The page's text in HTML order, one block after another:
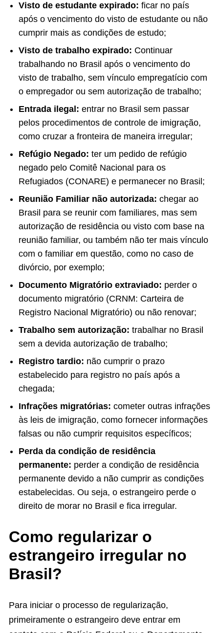
Visto de estudante expirado: ficar no país
após o vencimento do visto de estudante ou não
cumprir mais as condições de estudo;
Visto de trabalho expirado: Continuar
trabalhando no Brasil após o vencimento do
visto de trabalho, sem vínculo empregatício com
o empregador ou sem autorização de trabalho;
Entrada ilegal: entrar no Brasil sem passar
pelos procedimentos de controle de imigração,
como cruzar a fronteira de maneira irregular;
Refúgio Negado: ter um pedido de refúgio
negado pelo Comitê Nacional para os
Refugiados (CONARE) e permanecer no Brasil;
Reunião Familiar não autorizada: chegar ao
Brasil para se reunir com familiares, mas sem
autorização de residência ou visto com base na
reunião familiar, ou também não ter mais vínculo
com o familiar em questão, como no caso de
divórcio, por exemplo;
Documento Migratório extraviado: perder o
documento migratório (CRNM: Carteira de
Registro Nacional Migratório) ou não renovar;
Trabalho sem autorização: trabalhar no Brasil
sem a devida autorização de trabalho;
Registro tardio: não cumprir o prazo
estabelecido para registro no país após a
chegada;
Infrações migratórias: cometer outras infrações
às leis de imigração, como fornecer informações
falsas ou não cumprir requisitos específicos;
Perda da condição de residência
permanente: perder a condição de residência
permanente devido a não cumprir as condições
estabelecidas. Ou seja, o estrangeiro perde o
direito de morar no Brasil e fica irregular.
Como regularizar o
estrangeiro irregular no
Brasil?
Para iniciar o processo de regularização,
primeiramente o estrangeiro deve entrar em